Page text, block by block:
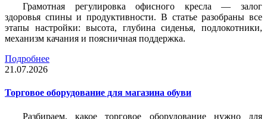
Грамотная регулировка офисного кресла — залог
здоровья спины и продуктивности. В статье разобраны все
этапы настройки: высота, глубина сиденья, подлокотники,
механизм качания и поясничная поддержка.
Подробнее
21.07.2026
Торговое оборудование для магазина обуви
Разбираем, какое торговое оборудование нужно для